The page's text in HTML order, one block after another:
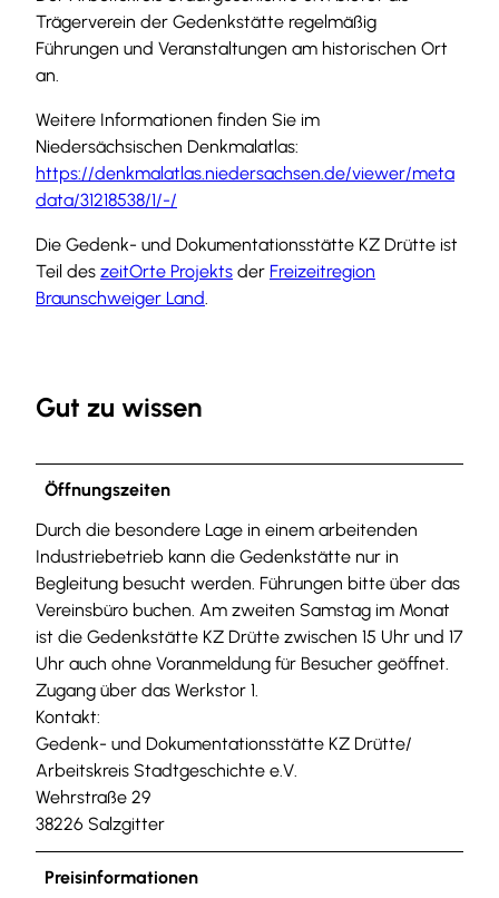
Trägerverein der Gedenkstätte regelmäßig
Führungen und Veranstaltungen am historischen Ort
an.
Weitere Informationen finden Sie im
Niedersächsischen Denkmalatlas:
https://denkmalatlas.niedersachsen.de/viewer/meta
data/31218538/1/-/
Die Gedenk- und Dokumentationsstätte KZ Drütte ist
Teil des zeitOrte Projekts der Freizeitregion
Braunschweiger Land.
Gut zu wissen
Öffnungszeiten
Durch die besondere Lage in einem arbeitenden
Industriebetrieb kann die Gedenkstätte nur in
Begleitung besucht werden. Führungen bitte über das
Vereinsbüro buchen. Am zweiten Samstag im Monat
ist die Gedenkstätte KZ Drütte zwischen 15 Uhr und 17
Uhr auch ohne Voranmeldung für Besucher geöffnet.
Zugang über das Werkstor 1.
Kontakt:
Gedenk- und Dokumentationsstätte KZ Drütte/
Arbeitskreis Stadtgeschichte e.V.
Wehrstraße 29
38226 Salzgitter
Preisinformationen